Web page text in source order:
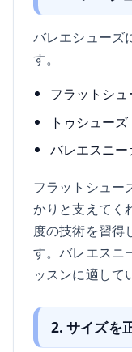
バレエシューズ
す。
フラットシ
トゥシューズ
バレエスニー
フラットシュー
かりと支えてく
度の技術を習得
す。バレエスニ
ッスンに適して
2. サイズを